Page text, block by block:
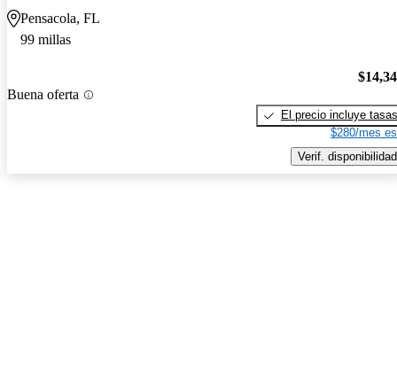
Pensacola, FL
99 millas
Buena oferta
El precio incluye tasas
$280/mes
Verif. disponibilidad